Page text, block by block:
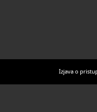
Izjava o